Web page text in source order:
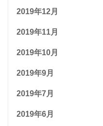
2019年12月
2019年11月
2019年10月
2019年9月
2019年7月
2019年6月